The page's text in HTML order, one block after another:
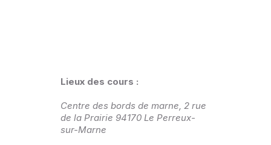
Lieux des cours :
Centre des bords de marne, 2 rue
de la Prairie 94170 Le Perreux-
sur-Marne